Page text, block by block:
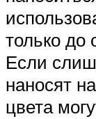
только до
Если
наносят
цвета